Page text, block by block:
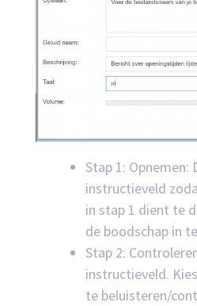
Stap 1: Opnemen:
instructieveld
in stap 1 dient te
de boodschap in
Stap 2:
instructieveld.
te beluisteren/